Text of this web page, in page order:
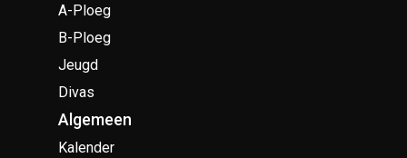
A-Ploeg
B-Ploeg
Jeugd
Divas
Algemeen
Kalender